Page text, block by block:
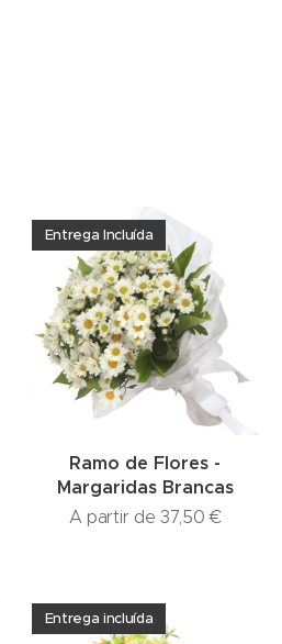
Ramo de Flores -
Margaridas Brancas
Entrega Incluída
A partir de 37,50 €
Entrega incluída